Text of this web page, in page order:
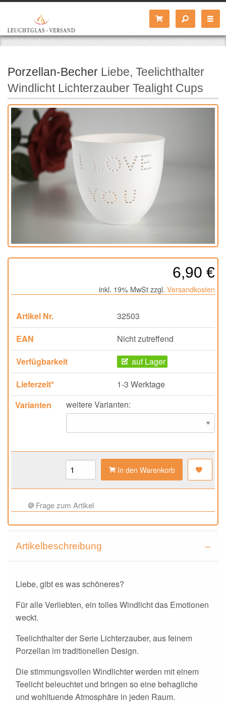
Porzellan-Becher Liebe, Teelichthalter
Windlicht Lichterzauber Tealight Cups
6,90 €
inkl. 19% MwSt zzgl. Versandkosten
Artikel Nr.
32503
EAN
Nicht zutreffend
Verfügbarkeit
auf Lager
Lieferzeit*
1-3 Werktage
Varianten
weitere Varianten:
In den Warenkorb
Frage zum Artikel
Artikelbeschreibung
Liebe, gibt es was schöneres?
Für alle Verliebten, ein tolles Windlicht das Emotionen
weckt.
Teelichthalter der Serie Lichterzauber, aus feinem
Porzellan im traditionellen Design.
Die stimmungsvollen Windlichter werden mit einem
Teelicht beleuchtet und bringen so eine behagliche
und wohltuende Atmosphäre in jeden Raum.